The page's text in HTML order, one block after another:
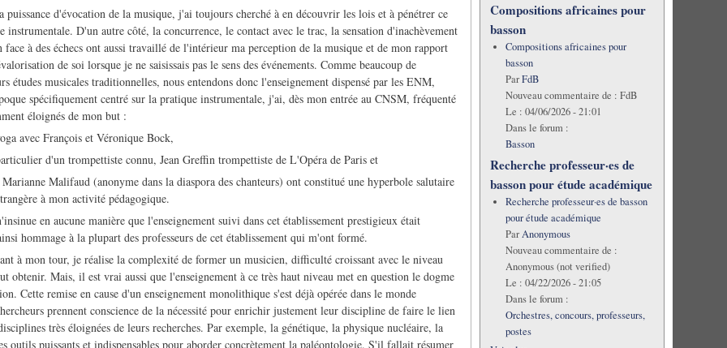
puissance d'évocation de la musique, j'ai toujours cherché à en découvrir les lois et à pénétrer ce
instrumentale. D'un autre côté, la concurrence, le contact avec le trac, la sensation d'inachèvement
à des échecs ont aussi travaillé de l'intérieur ma perception de la musique et de mon rapport
de soi lorsque je ne saisissais pas le sens des événements. Comme beaucoup de
études musicales traditionnelles, nous entendons donc l'enseignement dispensé par les ENM,
spécifiquement centré sur la pratique instrumentale, j'ai, dès mon entrée au CNSM, fréquenté
éloignés de mon but :
avec François et Véronique Bock,
d'un trompettiste connu, Jean Greffin trompettiste de L'Opéra de Paris et
Marianne Malifaud (anonyme dans la diaspora des chanteurs) ont constitué une hyperbole salutaire
à mon activité pédagogique.
en aucune manière que l'enseignement suivi dans cet établissement prestigieux était
hommage à la plupart des professeurs de cet établissement qui m'ont formé.
à mon tour, je réalise la complexité de former un musicien, difficulté croissant avec le niveau
obtenir. Mais, il est vrai aussi que l'enseignement à ce très haut niveau met en question le dogme
Cette remise en cause d'un enseignement monolithique s'est déjà opérée dans le monde
prennent conscience de la nécessité pour enrichir justement leur discipline de faire le lien
très éloignées de leurs recherches. Par exemple, la génétique, la physique nucléaire, la
outils puissants et indispensables pour aborder concrètement la paléontologie. S'il fallait résumer
Compositions africaines pour
basson
Compositions africaines pour
basson
ParFdB
Nouveau commentaire de : FdB
Le : 04/06/2026 - 21:01
Dans le forum :
Basson
Recherche professeur·es de
basson pour étude académique
Recherche professeur·es de basson
pour étude académique
ParAnonymous
Nouveau commentaire de :
Anonymous (not verified)
Le : 04/22/2026 - 21:05
Dans le forum :
Orchestres, concours, professeurs,
postes